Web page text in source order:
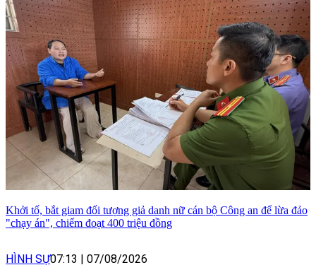
Khởi tố, bắt giam đối tượng giả danh nữ cán bộ Công an để lừa đảo
"chạy án", chiếm đoạt 400 triệu đồng
HÌNH SỰ07:13 | 07/08/2026